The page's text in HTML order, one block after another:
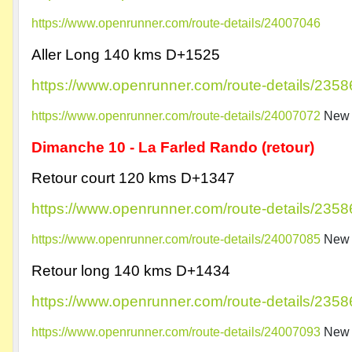
https://www.openrunner.com/route-details/24007046
Aller Long 140 kms D+1525
https://www.openrunner.com/route-details/
https://www.openrunner.com/route-details/24007072 New
Dimanche 10 - La Farled Rando (retour)
Retour court 120 kms D+1347
https://www.openrunner.com/route-details/
https://www.openrunner.com/route-details/24007085 New
Retour long 140 kms D+1434
https://www.openrunner.com/route-details/
https://www.openrunner.com/route-details/24007093 New